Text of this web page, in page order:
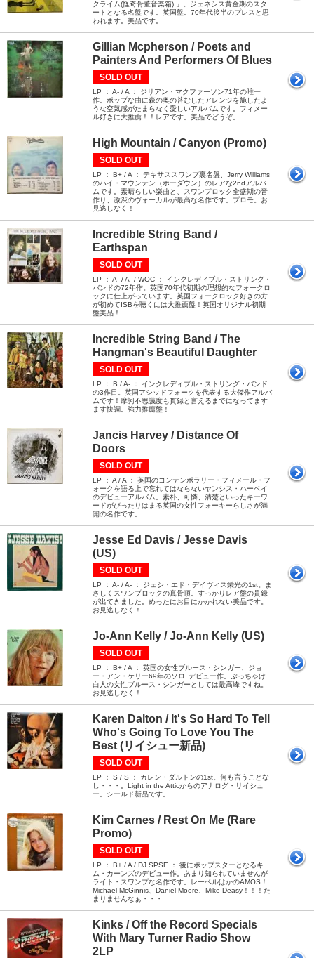
クライム(怪奇骨董音楽箱) 」。ジェネシス黄金期のスタ
ートとなる名盤です。英国盤。70年代後半のプレスと思
われます。美品です。
Gillian Mcpherson / Poets and
Painters And Performers Of Blues
SOLD OUT
LP ： A- / A ： ジリアン・マクファーソン71年の唯一
作。ポップな曲に森の奥の苔むしたアレンジを施したよ
うな空気感がたまらなく愛しいアルバムです。フィメー
ル好きに大推薦！！レアです。美品でどうぞ。
High Mountain / Canyon (Promo)
SOLD OUT
LP ： B+ / A ： テキサススワンプ裏名盤、Jerry Williams
のハイ・マウンテン（ホーダウン）のレアな2ndアルバ
ムです。素晴らしい楽曲と、スワンプロック全盛期の音
作り、激渋のヴォーカルが最高な名作です。プロモ。お
見逃しなく！
Incredible String Band /
Earthspan
SOLD OUT
LP ： A- / A- / WOC ： インクレディブル・ストリング・
バンドの72年作。英国70年代初期の理想的なフォークロ
ックに仕上がっています。英国フォークロック好きの方
が初めてISBを聴くには大推薦盤！英国オリジナル初期
盤美品！
Incredible String Band / The
Hangman's Beautiful Daughter
SOLD OUT
LP ： B / A- ： インクレディブル・ストリング・バンド
の3作目。英国アシッドフォークを代表する大傑作アルバ
ムです！摩訶不思議度も貫録と言えるまでになってます
ます快調。強力推薦盤！
Jancis Harvey / Distance Of
Doors
SOLD OUT
LP ： A / A ： 英国のコンテンポラリー・フィメール・フ
ォークを語る上で忘れてはならないヤンシス・ハーベイ
のデビューアルバム。素朴、可憐、清楚といったキーワ
ードがぴったりはまる英国の女性フォーキーらしさが満
開の名作です。
Jesse Ed Davis / Jesse Davis
(US)
SOLD OUT
LP ： A- / A- ： ジェシ・エド・デイヴィス栄光の1st。ま
さしくスワンプロックの真骨頂。すっかりレア盤の貫録
が出てきました。めったにお目にかかれない美品です。
お見逃しなく！
Jo-Ann Kelly / Jo-Ann Kelly (US)
SOLD OUT
LP ： B+ / A ： 英国の女性ブルース・シンガー、ジョ
ー・アン・ケリー69年のソロ･デビュー作。ぶっちゃけ
白人の女性ブルース・シンガーとしては最高峰ですね。
お見逃しなく！
Karen Dalton / It's So Hard To Tell
Who's Going To Love You The
Best (リイシュー新品)
SOLD OUT
LP ： S / S ： カレン・ダルトンの1st。何も言うことな
し・・・。Light in the Atticからのアナログ・リイシュ
ー。シールド新品です。
Kim Carnes / Rest On Me (Rare
Promo)
SOLD OUT
LP ： B+ / A / DJ SPSE ： 後にポップスターとなるキ
ム・カーンズのデビュー作。あまり知られていませんが
ライト・スワンプな名作です。レーベルはかのAMOS！
Michael McGinnis、Daniel Moore、Mike Deasy！！！た
まりませんなぁ・・・
Kinks / Off the Record Specials
With Mary Turner Radio Show
2LP